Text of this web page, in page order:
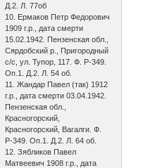
Д.2. Л. 77об
10. Ермаков Петр Федорович
1909 г.р., дата смерти
15.02.1942. Пензенская обл.,
Сярдобский р., Пригородный
с/с, ул. Тупор, 117. Ф. Р-349.
Оп.1. Д.2. Л. 54 об.
11. Жандар Павел (так) 1912
г.р., дата смерти 03.04.1942.
Пензенская обл.,
Красногорский,
Красногорский, Вагалги. Ф.
Р-349. Оп.1. Д.2. Л. 64 об.
12. Зябликов Павел
Матвеевич 1908 г.р., дата